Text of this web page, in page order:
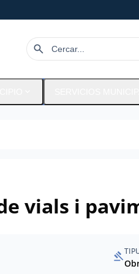
search
vials i
gavel